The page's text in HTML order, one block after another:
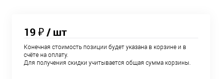
19 ₽/ шт
Конечная стоимость позиции будет указана в корзине и в
счёте на оплату.
Для получения скидки учитывается общая сумма корзины.